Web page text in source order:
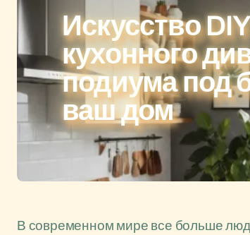
Искусство
кухонного
подиума под
ваш дом
В современном мире все больше